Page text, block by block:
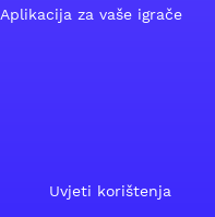
Aplikacija za vaše igrače
Uvjeti korištenja